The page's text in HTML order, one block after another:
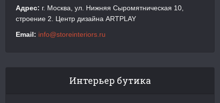
Адрес: г. Москва, ул. Нижняя Сыромятническая 10,
строение 2. Центр дизайна ARTPLAY
Email: info@storeinteriors.ru
Интерьер бутика